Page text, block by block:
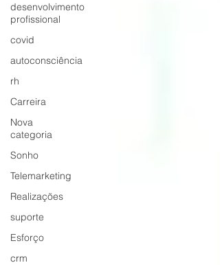
desenvolvimento
profissional
covid
autoconsciência
rh
Carreira
Nova
categoria
Sonho
Telemarketing
Realizações
suporte
Esforço
crm